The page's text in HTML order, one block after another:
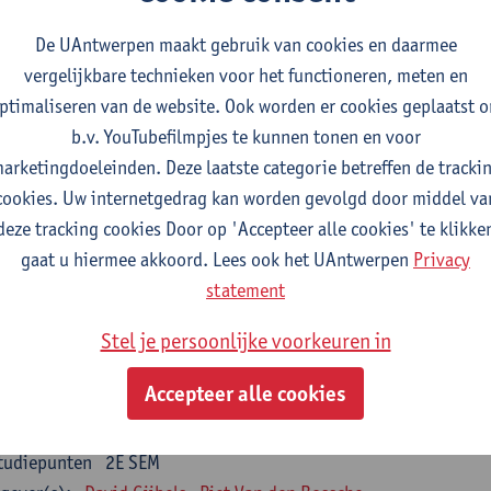
Psychology
2E SEM
studiepunten
Katrien Maldoy Konrad Rudnicki
en crossmedialiteit
1E SEM
Steve Paulussen
Communicatie
cluster opleidings- en onderwijswetenschappen
2E SEM
De UAntwerpen maakt gebruik van cookies en daarmee
vergelijkbare technieken voor het functioneren, meten en
van de website. Ook worden er cookies geplaatst
b.v. YouTubefilmpjes te kunnen tonen en voor
Deze laatste categorie betreffen de
Uw internetgedrag kan worden gevolgd door middel
tracking cookies Door op 'Accepteer alle cookies' te
gaat u hiermee akkoord. Lees ook het UAntwerpen Privacy
statement
Stel je persoonlijke voorkeuren in
Accepteer alle cookies